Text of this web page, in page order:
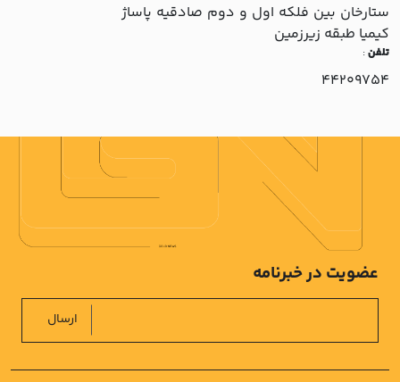
ستارخان بين فلکه اول و دوم صادقيه پاساژ
کيميا طبقه زيرزمين
تلفن:
44209754
عضویت در خبرنامه
ارسال